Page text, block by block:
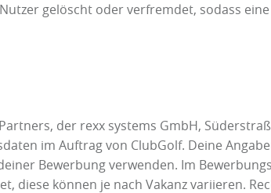
gelöscht oder verfremdet, sodass
der rexx systems GmbH,
im Auftrag von ClubGolf. Deine
Bewerbung verwenden. Im
diese können je nach Vakanz variieren.